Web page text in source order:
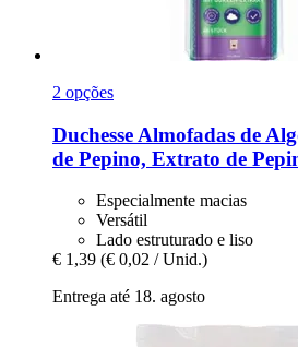
2 opções
Duchesse Almofadas de
de Pepino, Extrato de
Especialmente macias
Versátil
Lado estruturado e liso
€ 1,39 (€ 0,02 / Unid.)
Entrega até 18. agosto